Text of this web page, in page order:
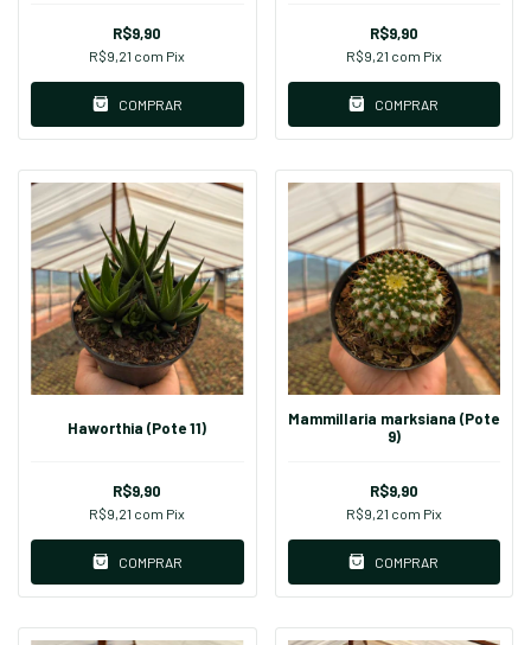
R$9,90
R$9,21 com Pix
COMPRAR
R$9,90
R$9,21 com Pix
COMPRAR
Haworthia (Pote 11)
R$9,90
R$9,21 com Pix
COMPRAR
Mammillaria marksiana (Pote
9)
R$9,90
R$9,21 com Pix
COMPRAR